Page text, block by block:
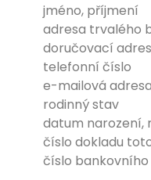
jméno, příjmení
adresa trvalého
doručovací
telefonní číslo
e-mailová adresa
rodinný stav
datum narození,
číslo dokladu
číslo